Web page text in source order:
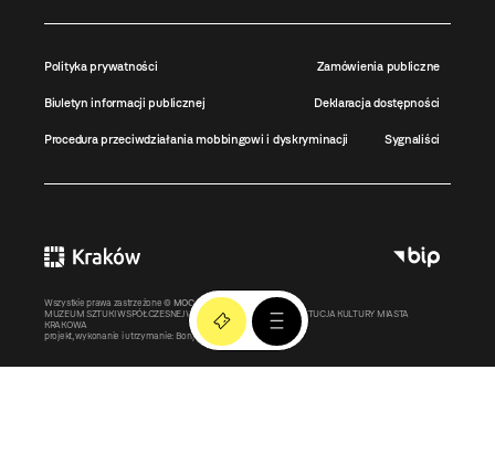
Polityka prywatności Zamówienia publiczne
Biuletyn informacji publicznej Deklaracja dostępności
Procedura przeciwdziałania mobbingowi i dyskryminacji Sygnaliści
Wszystkie prawa zastrzeżone © MOCAK2011-2026
MUZEUM SZTUKI WSPÓŁCZESNEJ W KRAKOWIE MOCAK – INSTYTUCJA KULTURY MIASTA
KRAKOWA
projekt, wykonanie i utrzymanie: Bonjour.pl